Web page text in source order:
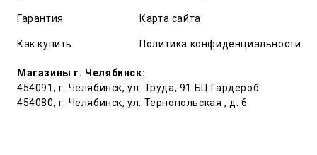
Гарантия
Как купить
Карта сайта
Политика конфиденциальности
Магазины г. Челябинск:
454091, г. Челябинск, ул. Труда, 91 БЦ Гардероб
454080, г. Челябинск, ул. Тернопольская , д. 6